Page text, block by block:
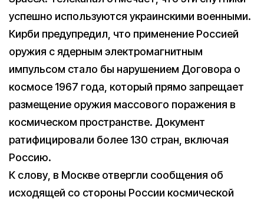
успешно используются украинскими военными.
Кирби предупредил, что применение Россией
оружия с ядерным электромагнитным
импульсом стало бы нарушением Договора о
космосе 1967 года, который прямо запрещает
размещение оружия массового поражения в
космическом пространстве. Документ
ратифицировали более 130 стран, включая
Россию.
К слову, в Москве отвергли сообщения об
исходящей со стороны России космической